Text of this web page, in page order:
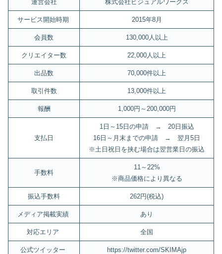
運営会社 株式会社ビジュアルワークス
サービス開始時期 2015年8月
会員数 130,000人以上
クリエイター数 22,000人以上
出品数 70,000件以上
取引件数 13,000件以上
報酬 1,000円～200,000円
支払日
1日～15日の申請 → 20日振込
16日～月末までの申請 → 翌月5日
※土日祝日を挟む場合は翌営業日の振込
手数料
11～22%
※商品価格により異なる
振込手数料 262円(税込)
メディア掲載実績 あり
対応エリア 全国
公式ツイッター https://twitter.com/SKIMAjp